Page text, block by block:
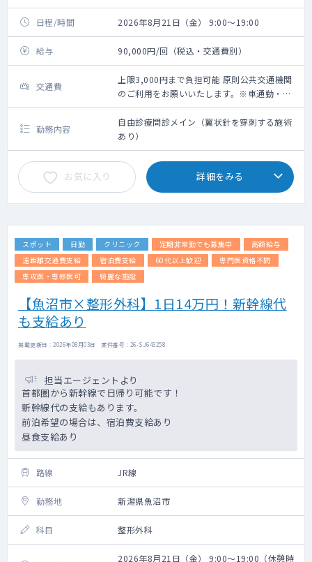
日程/時間 2026年8月21日（金） 9:00～19:00
給与 90,000円/回（税込・交通費別）
交通費
上限3,000円まで負担可能 原則公共交通機関
のご利用をお願いいたします。※車通勤・タ
クシー利用要相談
勤務内容
自由診療問診メイン（翼状針を穿刺する施術
あり）
お気に入り 詳細をみる
スポット 日勤 クリニック 定期非常勤でも募集中
高額給与
遠距離交通費支給
宿泊費支給 60代以上歓迎
専門医資格不問
専攻医・専修医可
綺麗な施設
【魚沼市×整形外科】1日14万円！新幹線代
も支給あり
掲載更新日 : 2026年08月03日 案件番号 : 26-SJ643258
担当エージェントより
首都圏から新幹線で日帰り可能です！
新幹線代の支給もあります。
前泊希望の場合は、宿泊費支給あり
昼食支給あり
路線 JR線
勤務地 新潟県魚沼市
科目 整形外科
2026年8月21日（金） 9:00～19:00（休憩時